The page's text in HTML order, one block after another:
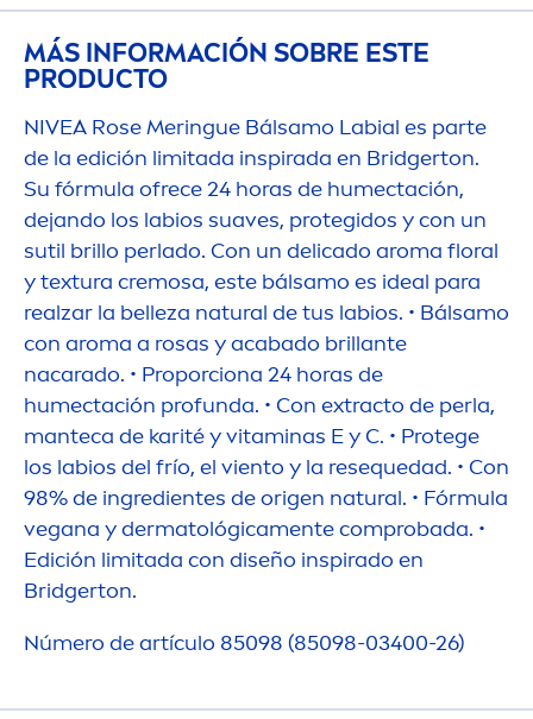
MÁS INFORMACIÓN SOBRE ESTE
PRODUCTO
NIVEA RoseMeringue Bálsamo Labial es parte
de la edición limitada inspirada en Bridgerton.
Su fórmula ofrece 24 horas de humectación,
dejando los labios suaves, protegidos y con un
sutil brillo perlado. Con un delicado aroma floral
y textura cremosa, este bálsamo es ideal para
realzar la belleza natural de tus labios. • Bálsamo
con aroma a rosas y acabado brillante
nacarado. • Proporciona 24 horas de
humectación profunda. • Con extracto de perla,
manteca de karité yvitaminas E y C. • Protege
los labios del frío, el viento y la resequedad. • Con
98% de ingredientes de origen natural. • Fórmula
vegana y dermatológicamente comprobada. •
Edición limitada con diseño inspirado en
Bridgerton.
Número de artículo 85098 (85098-03400-26)